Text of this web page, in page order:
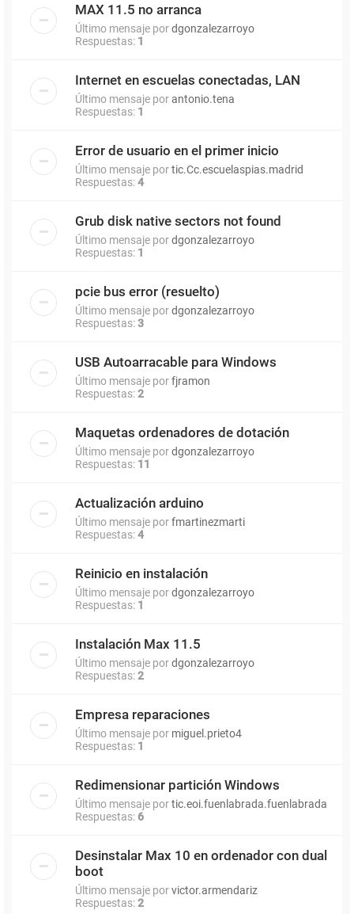
MAX 11.5 no arranca
Último mensaje pordgonzalezarroyo
Respuestas: 1
Internet en escuelas conectadas, LAN
Último mensaje porantonio.tena
Respuestas: 1
Error de usuario en el primer inicio
Último mensaje portic.Cc.escuelaspias.madrid
Respuestas:4
Grub disk native sectors not found
Último mensaje pordgonzalezarroyo
Respuestas: 1
pcie bus error (resuelto)
Último mensaje pordgonzalezarroyo
Respuestas:3
USB Autoarracable para Windows
Último mensaje porfjramon
Respuestas:2
Maquetas ordenadores de dotación
Último mensaje pordgonzalezarroyo
Respuestas: 11
Actualización arduino
Último mensaje porfmartinezmarti
Respuestas:4
Reinicio en instalación
Último mensaje pordgonzalezarroyo
Respuestas: 1
Instalación Max 11.5
Último mensaje pordgonzalezarroyo
Respuestas:2
Empresa reparaciones
Último mensaje por miguel.prieto4
Respuestas: 1
Redimensionar partición Windows
Último mensaje portic.eoi.fuenlabrada.fuenlabrada
Respuestas: 6
Desinstalar Max 10 en ordenador con dual
boot
Último mensaje porvictor.armendariz
Respuestas:2